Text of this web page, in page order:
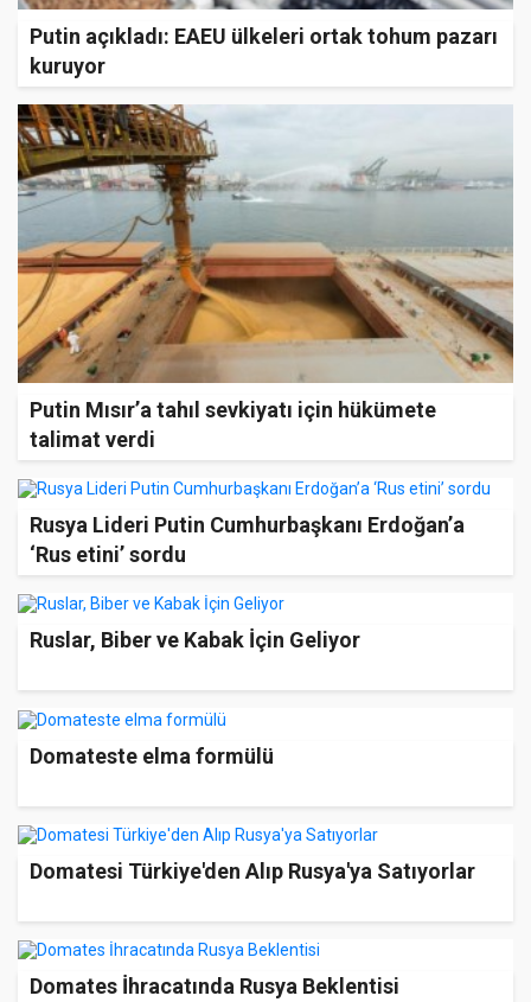
Putin açıkladı: EAEU ülkeleri ortak tohum pazarı
kuruyor
Putin Mısır’a tahıl sevkiyatı için hükümete
talimat verdi
Rusya Lideri Putin Cumhurbaşkanı Erdoğan’a
‘Rus etini’ sordu
Ruslar, Biber ve Kabak İçin Geliyor
Domateste elma formülü
Domatesi Türkiye'den Alıp Rusya'ya Satıyorlar
Domates İhracatında Rusya Beklentisi